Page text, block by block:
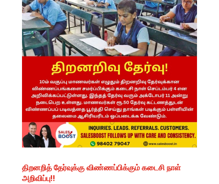
திறனறித் தேர்வுக்கு விண்ணப்பிக்கும் கடைசி நாள்
அறிவிப்பு!!